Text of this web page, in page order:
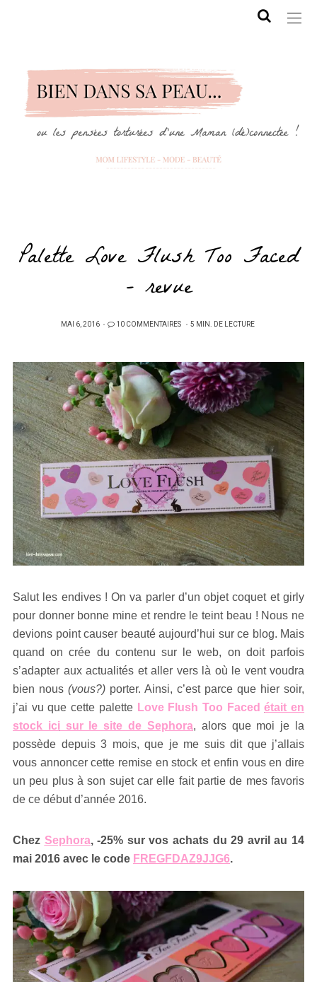
Palette Love Flush Too Faced
– revue
PUBLIÉ
MAI 6, 2016 10 COMMENTAIRES 5 MIN. DE LECTURE
Salut les endives ! On va parler d’un objet coquet et girly
pour donner bonne mine et rendre le teint beau ! Nous ne
devions point causer beauté aujourd’hui sur ce blog. Mais
quand on crée du contenu sur le web, on doit parfois
s’adapter aux actualités et aller vers là où le vent voudra
bien nous (vous?) porter. Ainsi, c’est parce que hier soir,
j’ai vu que cette palette Love Flush Too Facedétait en
stock icisur le site de Sephora, alors que moi je la
possède depuis 3 mois, que je me suis dit que j’allais
vous annoncer cette remise en stock et enfin vous en dire
un peu plus à son sujet car elle fait partie de mes favoris
de ce début d’année 2016.
Chez Sephora, -25% sur vos achats du 29 avril au 14
mai 2016 avec le code FREGFDAZ9JJG6.